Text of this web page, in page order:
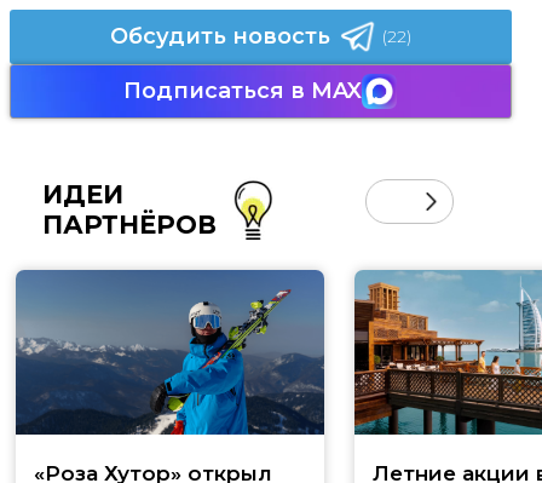
Обсудить новость (22)
Подписаться в MAX
ИДЕИ
ПАРТНЁРОВ
«Роза Хутор» открыл
Летние акции